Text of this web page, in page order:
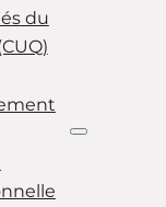
du